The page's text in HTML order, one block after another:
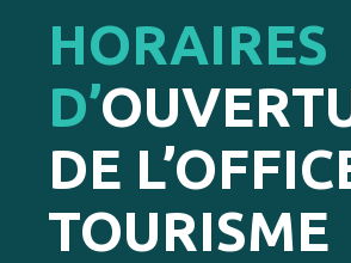
HORAIRES
D’
DE
TOURISME